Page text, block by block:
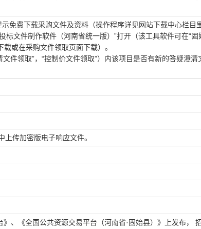
免费下载采购文件及资料（操作程序详见网站下载中心栏目
文件制作软件（河南省统一版）”打开（该工具软件可在“固
或在采购文件领取页面下载）。
件领取”，“控制价文件领取”）内该项目是否有新的答疑澄清
传加密版电子响应文件。
、《全国公共资源交易平台（河南省·固始县）》上发布，